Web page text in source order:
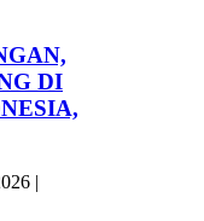
DI
|